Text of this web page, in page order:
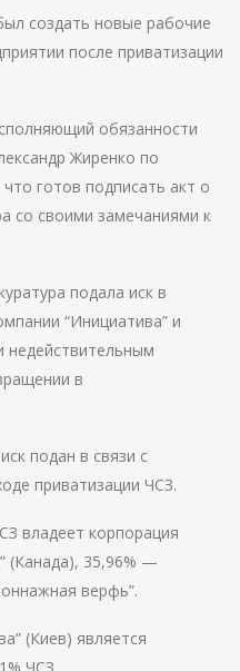
создать новые рабочие
после приватизации
обязанности
Жиренко по
готов подписать акт о
со своими замечаниями к
подала иск в
“Инициатива” и
недействительным
в
подан в связи с
приватизации ЧСЗ.
владеет корпорация
(Канада), 35,96% —
верфь”.
(Киев) является